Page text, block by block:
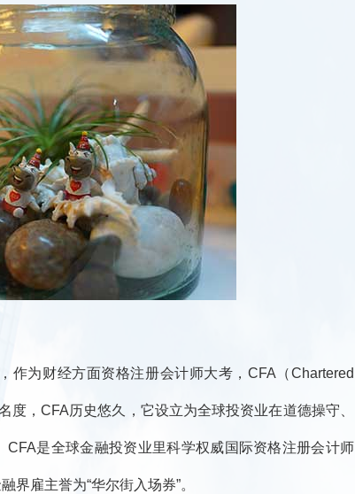
为财经方面资格注册会计师大考，CFA（Chartered
，CFA历史悠久，它设立为全球投资业在道德操守、
是全球金融投资业里科学权威国际资格注册会计师
雇主誉为“华尔街入场券”。